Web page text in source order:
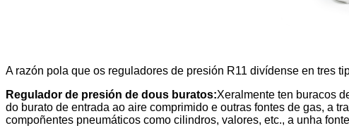
A razón pola que os reguladores de presión R11 divídense en tres
Regulador de presión de dous buratos:Xeralmente ten buracos
do burato de entrada ao aire comprimido e outras fontes de gas, a
compoñentes pneumáticos como cilindros, valores, etc., a unha